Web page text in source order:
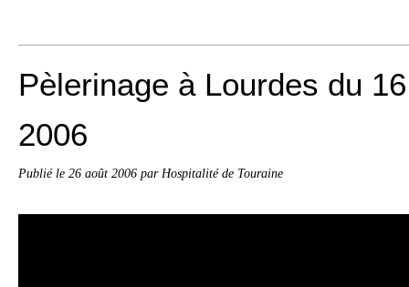
Pèlerinage à Lourdes du
2006
Publié le 26 août 2006 par Hospitalité de Touraine